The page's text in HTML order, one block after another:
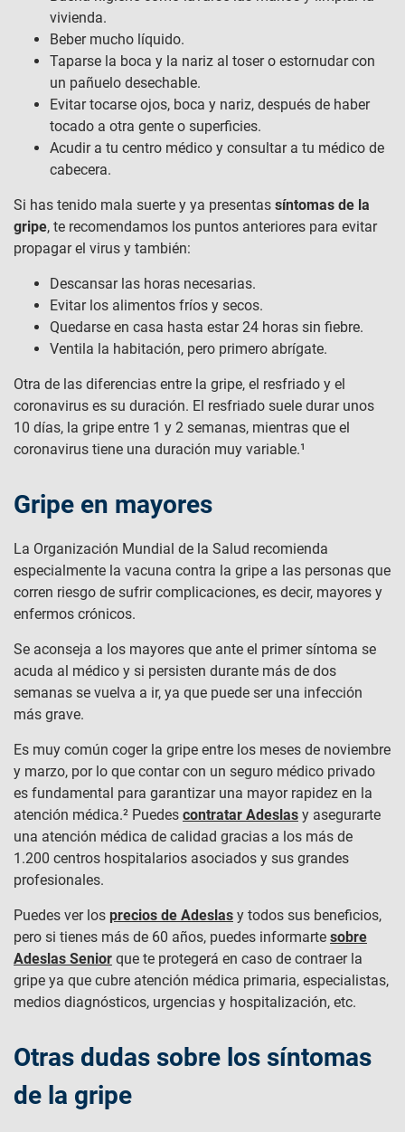
vivienda.
Beber mucho líquido.
Taparse la boca y la nariz al toser o estornudar con
un pañuelo desechable.
Evitar tocarse ojos, boca y nariz, después de haber
tocado a otra gente o superficies.
Acudir a tu centro médico y consultar a tu médico de
cabecera.
Si has tenido mala suerte y ya presentas síntomas de la
gripe, te recomendamos los puntos anteriores para evitar
propagar el virus y también:
Descansar las horas necesarias.
Evitar los alimentos fríos y secos.
Quedarse en casa hasta estar 24 horas sin fiebre.
Ventila la habitación, pero primero abrígate.
Otra de las diferencias entre la gripe, el resfriado y el
coronavirus es su duración. El resfriado suele durar unos
10 días, la gripe entre 1 y 2 semanas, mientras que el
coronavirus tiene una duración muy variable.¹
Gripe en mayores
La Organización Mundial de la Salud recomienda
especialmente la vacuna contra la gripe a las personas que
corren riesgo de sufrir complicaciones, es decir, mayores y
enfermos crónicos.
Se aconseja a los mayores que ante el primer síntoma se
acuda al médico y si persisten durante más de dos
semanas se vuelva a ir, ya que puede ser una infección
más grave.
Es muy común coger la gripe entre los meses de noviembre
y marzo, por lo que contar con un seguro médico privado
es fundamental para garantizar una mayor rapidez en la
atención médica.² Puedes contratar Adeslas y asegurarte
una atención médica de calidad gracias a los más de
1.200 centros hospitalarios asociados y sus grandes
profesionales.
Puedes ver los precios de Adeslas y todos sus beneficios,
pero si tienes más de 60 años, puedes informarte sobre
Adeslas Senior que te protegerá en caso de contraer la
gripe ya que cubre atención médica primaria, especialistas,
medios diagnósticos, urgencias y hospitalización, etc.
Otras dudas sobre los síntomas
de la gripe